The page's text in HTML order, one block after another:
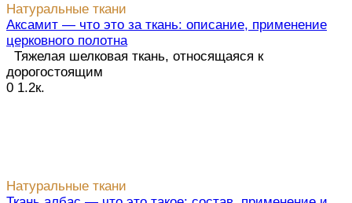
Натуральные ткани
Аксамит — что это за ткань: описание, применение
церковного полотна
Тяжелая шелковая ткань, относящаяся к
дорогостоящим
0 1.2к.
Натуральные ткани